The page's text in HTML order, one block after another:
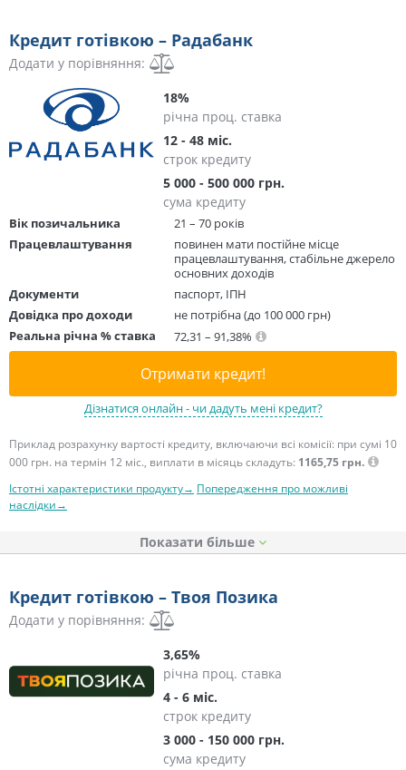
Кредит готівкою – Радабанк
Додати у порівняння:
18%
річна проц. ставка
12 - 48 міс.
строк кредиту
5 000 - 500 000 грн.
сума кредиту
Вік позичальника
21 – 70 років
Працевлаштування
повинен мати постійне місце
працевлаштування, стабільне джерело
основних доходів
Документи
паспорт, ІПН
Довідка про доходи
не потрібна (до 100 000 грн)
Реальна річна % ставка
72,31 – 91,38%
Отримати кредит!
Дізнатися онлайн - чи дадуть мені кредит?
Приклад розрахунку вартості кредиту, включаючи всі комісії: при сумі 10
000 грн. на термін 12 міс., виплати в місяць складуть: 1165,75 грн.
Істотні характеристики продукту→ Попередження про можливі
наслідки→
Показати
Кредит готівкою – Твоя Позика
Додати у порівняння:
3,65%
річна проц. ставка
4 - 6 міс.
строк кредиту
3 000 - 150 000 грн.
сума кредиту